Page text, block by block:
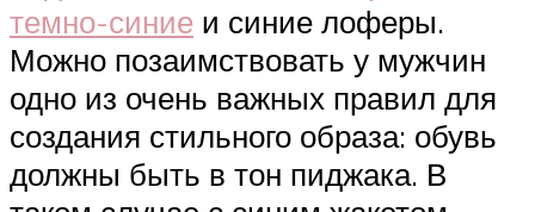
темно-синие и синие лоферы.
Можно позаимствовать у мужчин
одно из очень важных правил для
создания стильного образа: обувь
должны быть в тон пиджака. В